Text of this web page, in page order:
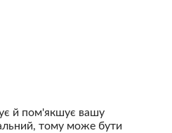
й пом'якшує вашу
тому може бути